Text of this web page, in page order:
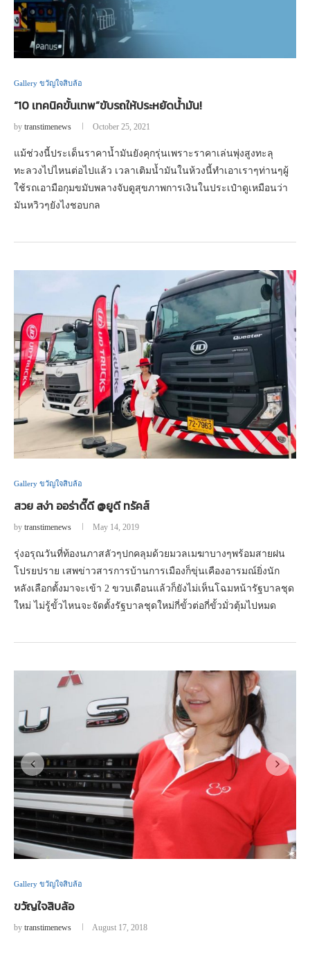
Gallery ขวัญใจสิบล้อ
“10 เทคนิคขั้นเทพ”ขับรถให้ประหยัดน้ำมัน!
by transtimenews October 25, 2021
แม้ช่วงนี้ประเด็นราคาน้ำมันยังคุกรุ่นเพราะราคาเล่นพุ่งสูงทะลุ
ทะลวงไปไหนต่อไปแล้ว เวลาเติมน้ำมันในห้วงนี้ทำเอาเราๆท่านๆผู้
ใช้รถเอามือกุมขมับพลางจับดูสุขภาพการเงินในประเป๋าดูเหมือนว่า
มันหวิวๆยังไงชอบกล
Gallery ขวัญใจสิบล้อ
สวย สง่า ออร่าดี๊ดี @ยูดี ทรัคส์
by transtimenews May 14, 2019
รุ่งอรุณวันที่ท้องนภาสลัวๆปกคลุมด้วยมวลเมฆาบางๆพร้อมสายฝน
โปรยปราย เสพข่าวสารการบ้านการเมืองก็ขุ่นเคืองอารมณ์ยิ่งนัก
หลังเลือกตั้งมาจะเข้า 2 ขวบเดือนแล้วก็ยังไม่เห็นโฉมหน้ารัฐบาลชุด
ใหม่ ไม่รู้ขั้วไหนจะจัดตั้งรัฐบาลชุดใหม่กี่ขั้วต่อกี่ขั้วมั่วตุ้มไปหมด
Gallery ขวัญใจสิบล้อ
ขวัญใจสิบล้อ
by transtimenews August 17, 2018